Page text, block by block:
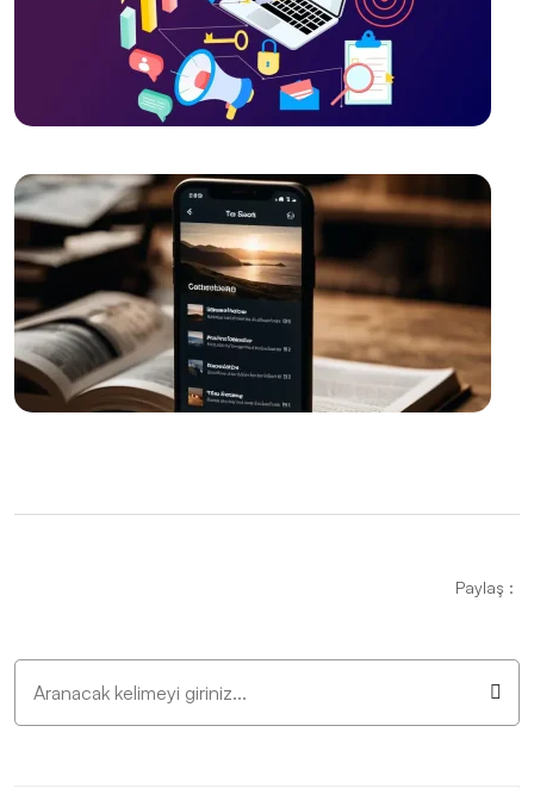
Filtreleme Seçenekleri: Web Tasarımında Kullanımı ve
Oyun Geliştirme Kursu: Kariyerinizde Yeni Bir Kapı
Basit Logo Tasarımı: Markanızı Yansıtan Güçlü Bir
Kimlik Oluşturun
Oyun Performansı ve Tasarımında Dikkat Edilmesi
Gerekenler
Responsive Web Tasarımı: Kullanıcı Deneyimini
Maksimize Edin
Grafik Tasarımda Sosyal Medya Kullanımının Önemi
ve İpuçları
Paylaş :